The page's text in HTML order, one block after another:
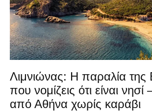
Λιμνιώνας: Η παραλία της
που νομίζεις ότι είναι
από Αθήνα χωρίς καράβι